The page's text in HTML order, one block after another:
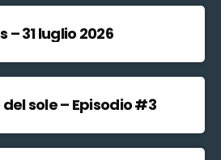
– 31 luglio 2026
sole – Episodio #3